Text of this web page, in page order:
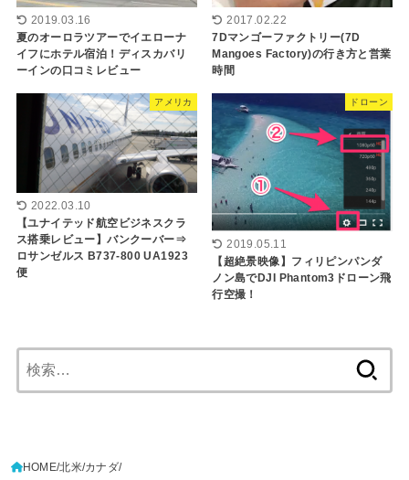
2019.03.16
夏のオーロラツアーでイエローナ
イフにホテル宿泊！ディスカバリ
ーインの口コミレビュー
2017.02.22
7Dマンゴーファクトリー(7D
Mangoes Factory)の行き方と営業
時間
アメリカ
2022.03.10
【ユナイテッド航空ビジネスクラ
ス搭乗レビュー】バンクーバー⇒
ロサンゼルス B737-800 UA1923
便
ドローン
2019.05.11
【超絶景映像】フィリピンパンダ
ノン島でDJI Phantom3ドローン飛
行空撮！
索:
HOME 北米 カナダ